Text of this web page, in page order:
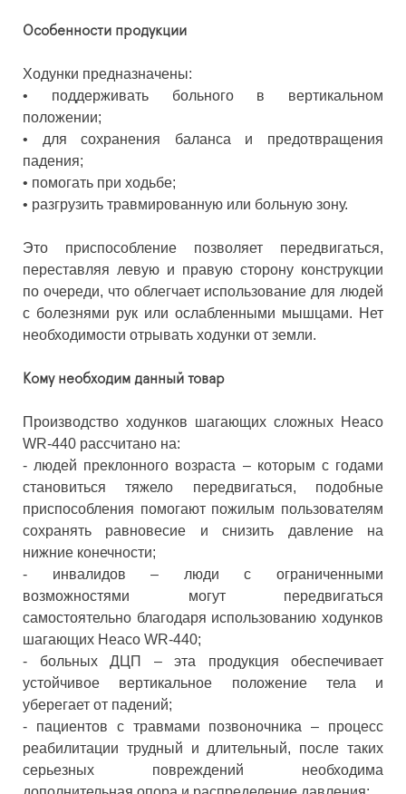
Особенности продукции
Ходунки предназначены:
• поддерживать больного в вертикальном
положении;
• для сохранения баланса и предотвращения
падения;
• помогать при ходьбе;
• разгрузить травмированную или больную зону.
Это приспособление позволяет передвигаться,
переставляя левую и правую сторону конструкции
по очереди, что облегчает использование для людей
с болезнями рук или ослабленными мышцами. Нет
необходимости отрывать ходунки от земли.
Кому необходим данный товар
Производство ходунков шагающих сложных Heaco
WR-440 рассчитано на:
- людей преклонного возраста – которым с годами
становиться тяжело передвигаться, подобные
приспособления помогают пожилым пользователям
сохранять равновесие и снизить давление на
нижние конечности;
- инвалидов – люди с ограниченными
возможностями могут передвигаться
самостоятельно благодаря использованию ходунков
шагающих Heaco WR-440;
- больных ДЦП – эта продукция обеспечивает
устойчивое вертикальное положение тела и
уберегает от падений;
- пациентов с травмами позвоночника – процесс
реабилитации трудный и длительный, после таких
серьезных повреждений необходима